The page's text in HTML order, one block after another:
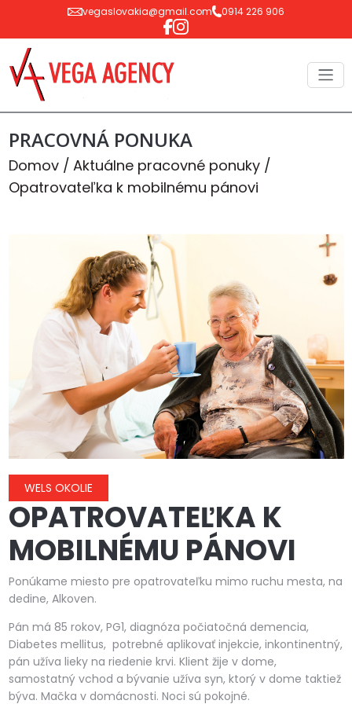
vegaslovakia@gmail.com 0914 226 906
PRACOVNÁ PONUKA
Domov
Aktuálne pracovné ponuky
Opatrovateľka k mobilnému pánovi
WELS OKOLIE
OPATROVATEĽKA K
MOBILNÉMU PÁNOVI
Ponúkame miesto pre opatrovateľku mimo ruchu mesta, na
dedine, Alkoven.
Pán má 85 rokov, PG1, diagnóza počiatočná demencia,
Diabetes mellitus, potrebné aplikovať injekcie, inkontinentný,
pán užíva lieky na riedenie krvi. Klient žije v dome,
samostatný vchod a bývanie užíva syn, ktorý v dome taktiež
býva. Mačka v domácnosti. Noci sú pokojné.